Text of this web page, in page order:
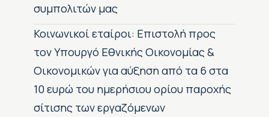
συμπολιτών μας
Κοινωνικοί εταίροι: Επιστολή προς
τον Υπουργό Εθνικής Οικονομίας &
Οικονομικών για αύξηση από τα 6 στα
10 ευρώ του ημερήσιου ορίου παροχής
σίτισης των εργαζόμενων